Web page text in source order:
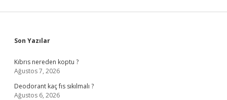
Sidebar
Son Yazılar
Kıbrıs nereden koptu ?
Ağustos 7, 2026
Deodorant kaç fıs sıkılmalı ?
Ağustos 6, 2026